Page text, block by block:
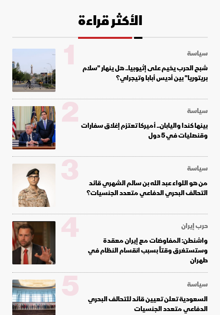
الأكثر قراءة
سياسة
شبح الحرب يخيم على إثيوبيا.. هل ينهار "سلام
بريتوريا" بين أديس أبابا وتيجراي؟
1
سياسة
بينها كندا واليابان.. أميركا تعتزم إغلاق سفارات
وقنصليات في 5 دول
2
سياسة
من هو اللواء عبد الله بن سالم الشهري قائد
التحالف البحري الدفاعي متعدد الجنسيات؟
3
حرب إيران
واشنطن: المفاوضات مع إيران معقدة
وستستغرق وقتاً بسبب انقسام النظام في
طهران
4
سياسة
السعودية تعلن تعيين قائد للتحالف البحري
الدفاعي متعدد الجنسيات
5